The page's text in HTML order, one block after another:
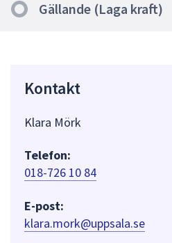
Gällande (Laga kraft)
Kontakt
Klara Mörk
Telefon:
018-726 10 84
E-post:
klara.mork@uppsala.se